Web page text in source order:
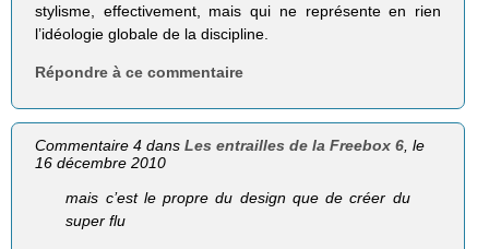
stylisme, effectivement, mais qui ne représente en rien
l’idéologie globale de la discipline.
Répondre à ce commentaire
Commentaire 4 dansLes entrailles de la Freebox 6 , le
16 décembre 2010
mais c’est le propre du design que de créer du
super flu